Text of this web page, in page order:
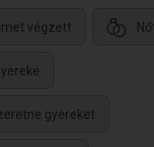
végzett
gyereket